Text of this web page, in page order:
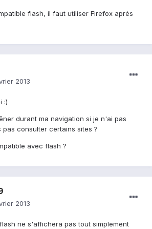
flash, il faut utiliser Firefox après
2013
:)
durant ma navigation si je n'ai pas
consulter certains sites ?
avec flash ?
2013
ne s'affichera pas tout simplement